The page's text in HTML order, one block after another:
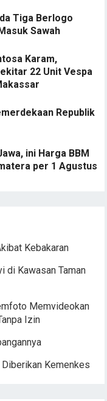
Tiga Berlogo
Sawah
Karam,
22 Unit Vespa
Republik
ini Harga BBM
per 1 Agustus
Kebakaran
di Kawasan Taman
Memvideokan
Izin
Kemenkes